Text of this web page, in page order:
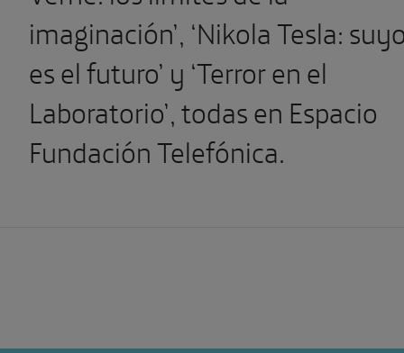
imaginación’, ‘Nikola Tesla:
es el futuro’ y ‘Terror en el
Laboratorio’, todas en Espacio
Fundación Telefónica.